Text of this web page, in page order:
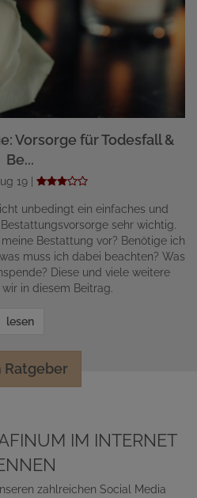
Vorsorge für Todesfall &
Be...
19 |
unbedingt ein einfaches und
sehr wichtig.
Bestattung vor? Benötige ich
muss ich dabei beachten? Was
Diese und viele weitere
in diesem Beitrag.
lesen
Ratgeber
IM INTERNET
zahlreichen Social Media